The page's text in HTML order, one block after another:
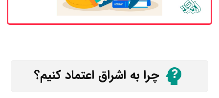
چرا به اشراق اعتماد کنیم؟